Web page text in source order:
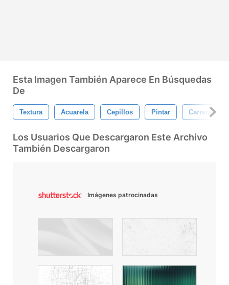
Esta Imagen También Aparece En Búsquedas
De
Textura Acuarela Cepillos Pintar Carrera
Los Usuarios Que Descargaron Este Archivo
También Descargaron
Imágenes patrocinadas